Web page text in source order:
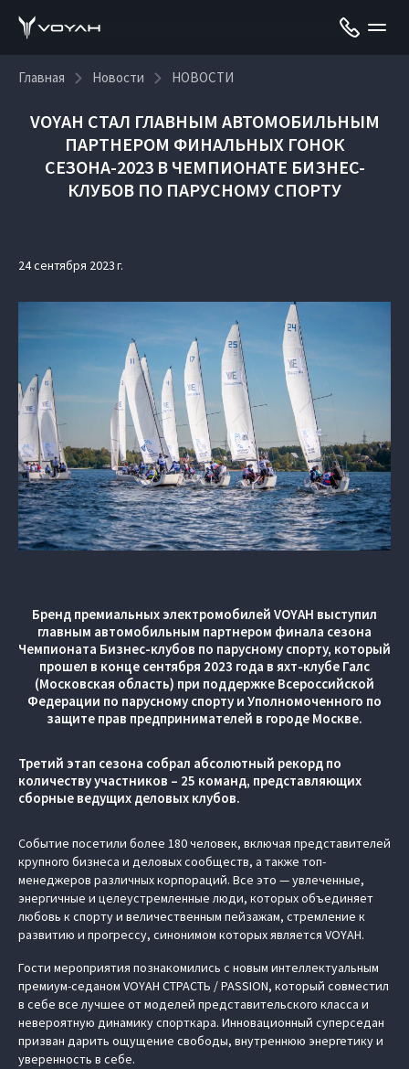
Главная Новости НОВОСТИ
VOYAH СТАЛ ГЛАВНЫМ АВТОМОБИЛЬНЫМ
ПАРТНЕРОМ ФИНАЛЬНЫХ ГОНОК
СЕЗОНА-2023 В ЧЕМПИОНАТЕ БИЗНЕС-
КЛУБОВ ПО ПАРУСНОМУ СПОРТУ
24 сентября 2023 г.
Бренд премиальных электромобилей VOYAH выступил
главным автомобильным партнером финала сезона
Чемпионата Бизнес-клубов по парусному спорту, который
прошел в конце сентября 2023 года в яхт-клубе Галс
(Московская область) при поддержке Всероссийской
Федерации по парусному спорту и Уполномоченного по
защите прав предпринимателей в городе Москве.
Третий этап сезона собрал абсолютный рекорд по
количеству участников – 25 команд, представляющих
сборные ведущих деловых клубов.
Событие посетили более 180 человек, включая представителей
крупного бизнеса и деловых сообществ, а также топ-
менеджеров различных корпораций. Все это — увлеченные,
энергичные и целеустремленные люди, которых объединяет
любовь к спорту и величественным пейзажам, стремление к
развитию и прогрессу, синонимом которых является VOYAH.
Гости мероприятия познакомились с новым интеллектуальным
премиум-седаном VOYAH СТРАСТЬ / PASSION, который совместил
в себе все лучшее от моделей представительского класса и
невероятную динамику спорткара. Инновационный суперседан
призван дарить ощущение свободы, внутреннюю энергетику и
уверенность в себе.